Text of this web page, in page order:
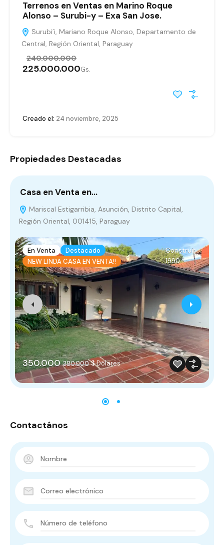
Terrenos en Ventas en Marino Roque
Alonso – Surubi-y – Exa San Jose.
Surubi´i, Mariano Roque Alonso, Departamento de
Central, Región Oriental, Paraguay
225.000.000
240.000.000
Gs.
Creado el: 24 noviembre, 2025
Propiedades Destacadas
Casa en Venta en…
Mariscal Estigarribia, Asunción, Distrito Capital,
Región Oriental, 001415, Paraguay
En Venta
Destacado
NEW LINDA CASA EN VENTA!!
Construir
1990
350.000 380.000 $ Dólares
Contactános